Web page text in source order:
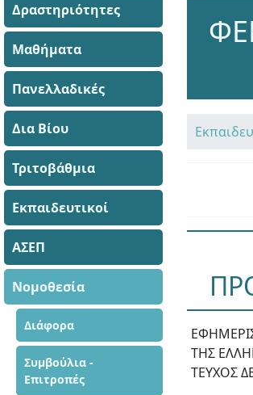
Δραστηριότητες
Μαθήματα
Πανελλαδικές
Δια Βίου
Τριτοβάθμια
Εκπαιδευτικοί
ΑΣΕΠ
Νομοθεσία
Διάφορα
Συμβούλια -
Επιτροπές
ΤΗΣ
ΤΕΥΧΟΣ